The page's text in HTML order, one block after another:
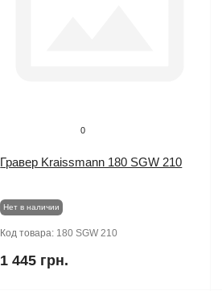
0
Гравер Kraissmann 180 SGW 210
Нет в наличии
Код товара: 180 SGW 210
1 445 грн.